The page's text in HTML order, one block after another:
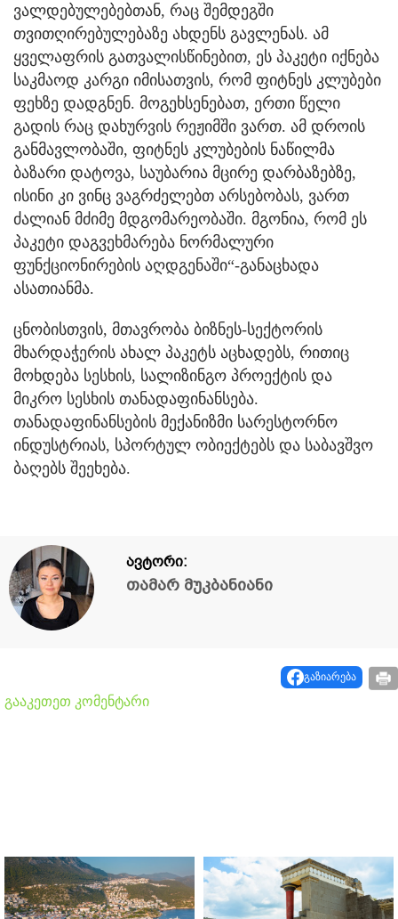
ვალდებულებებთან, რაც შემდეგში
თვითღირებულებაზე ახდენს გავლენას. ამ
ყველაფრის გათვალისწინებით, ეს პაკეტი იქნება
საკმაოდ კარგი იმისათვის, რომ ფიტნეს კლუბები
ფეხზე დადგნენ. მოგეხსენებათ, ერთი წელი
გადის რაც დახურვის რეჟიმში ვართ. ამ დროის
განმავლობაში, ფიტნეს კლუბების ნაწილმა
ბაზარი დატოვა, საუბარია მცირე დარბაზებზე,
ისინი კი ვინც ვაგრძელებთ არსებობას, ვართ
ძალიან მძიმე მდგომარეობაში. მგონია, რომ ეს
პაკეტი დაგვეხმარება ნორმალური
ფუნქციონირების აღდგენაში“-განაცხადა
ასათიანმა.
ცნობისთვის, მთავრობა ბიზნეს-სექტორის
მხარდაჭერის ახალ პაკეტს აცხადებს, რითიც
მოხდება სესხის, სალიზინგო პროექტის და
მიკრო სესხის თანადაფინანსება.
თანადაფინანსების მექანიზმი სარესტორნო
ინდუსტრიას, სპორტულ ობიექტებს და საბავშვო
ბაღებს შეეხება.
ავტორი:
თამარ მუკბანიანი
გაზიარება
გააკეთეთ კომენტარი